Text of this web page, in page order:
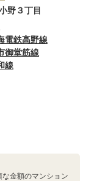
野３丁目
電鉄高野線
御堂筋線
線
金額のマンション